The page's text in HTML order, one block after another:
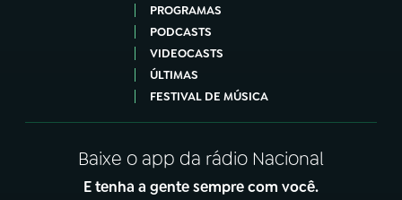
PROGRAMAS
PODCASTS
VIDEOCASTS
ÚLTIMAS
FESTIVAL DE MÚSICA
Baixe o app da rádio Nacional
E tenha a gente sempre com você.